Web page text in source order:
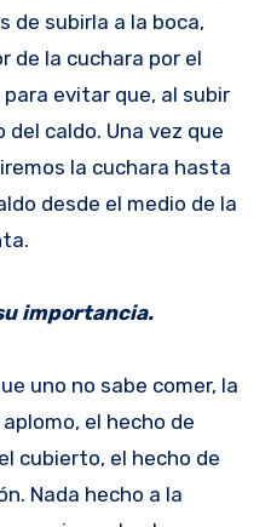
de subirla a la boca,
de la cuchara por el
evitar que, al subir
caldo. Una vez que
la cuchara hasta
desde el medio de la
importancia.
uno no sabe comer, la
el hecho de
cubierto, el hecho de
Nada hecho a la